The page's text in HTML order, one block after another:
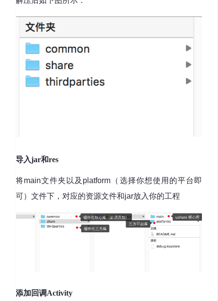
导入jar和res
将main文件夹以及platform（选择你想使用的平台即
可）文件下，对应的资源文件和jar放入你的工程
添加回调Activity